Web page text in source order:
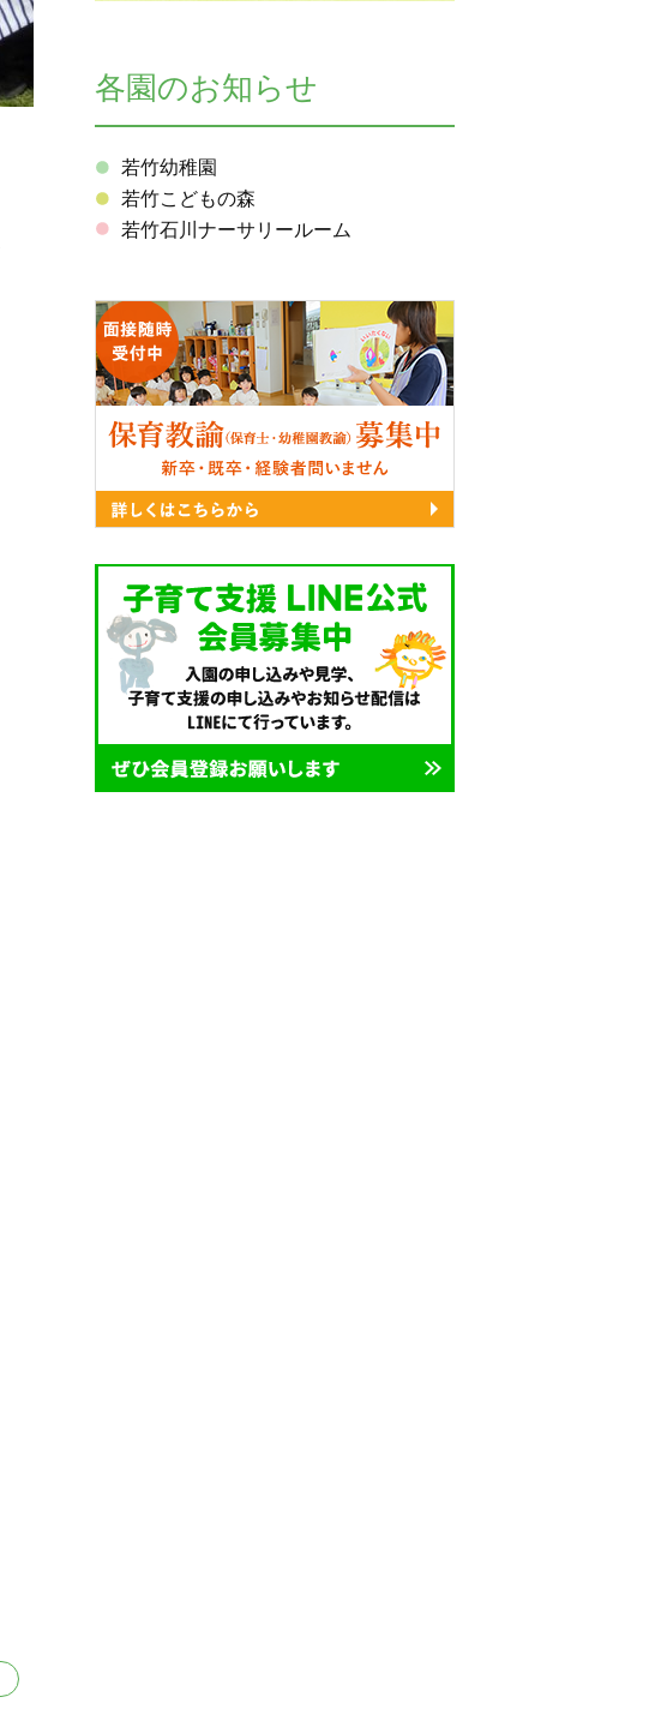
各園のお知らせ
若竹幼稚園
若竹こどもの森
若竹石川ナーサリールーム